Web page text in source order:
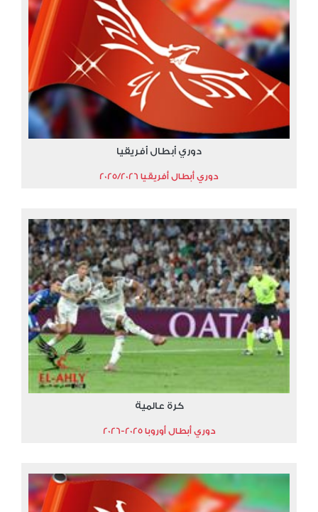
دوري أبطال أفريقيا
دوري أبطال أفريقيا 2025/2026
كرة عالمية
دوري أبطال أوروبا 2025-2026